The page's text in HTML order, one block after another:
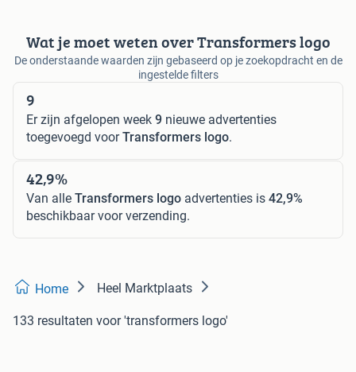
Wat je moet weten over Transformers logo
De onderstaande waarden zijn gebaseerd op je zoekopdracht en de
ingestelde filters
9
Er zijn afgelopen week 9 nieuwe advertenties
toegevoegd voorTransformers logo.
42,9%
Van alle Transformers logo advertenties is 42,9%
beschikbaar voor verzending.
Home Heel Marktplaats
133 resultaten voor 'transformers logo'